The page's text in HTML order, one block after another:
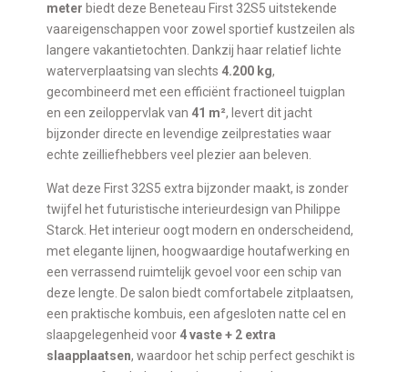
meter biedt deze Beneteau First 32S5 uitstekende
vaareigenschappen voor zowel sportief kustzeilen als
langere vakantietochten. Dankzij haar relatief lichte
waterverplaatsing van slechts 4.200 kg,
gecombineerd met een efficiënt fractioneel tuigplan
en een zeiloppervlak van 41 m², levert dit jacht
bijzonder directe en levendige zeilprestaties waar
echte zeilliefhebbers veel plezier aan beleven.
Wat deze First 32S5 extra bijzonder maakt, is zonder
twijfel het futuristische interieurdesign van Philippe
Starck. Het interieur oogt modern en onderscheidend,
met elegante lijnen, hoogwaardige houtafwerking en
een verrassend ruimtelijk gevoel voor een schip van
deze lengte. De salon biedt comfortabele zitplaatsen,
een praktische kombuis, een afgesloten natte cel en
slaapgelegenheid voor 4 vaste + 2 extra
slaapplaatsen, waardoor het schip perfect geschikt is